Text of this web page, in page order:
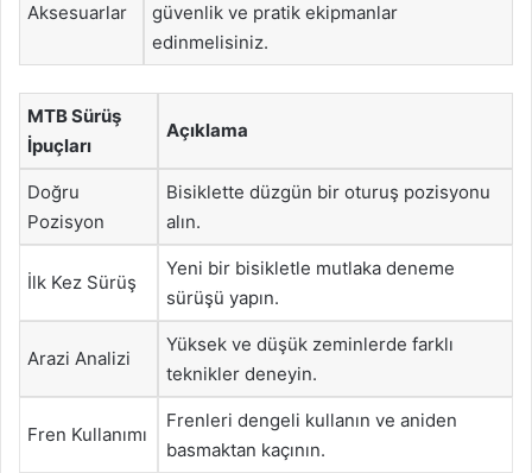
Aksesuarlar
güvenlik ve pratik ekipmanlar
edinmelisiniz.
MTB Sürüş
İpuçları
Açıklama
Doğru
Pozisyon
Bisiklette düzgün bir oturuş pozisyonu
alın.
İlk Kez Sürüş
Yeni bir bisikletle mutlaka deneme
sürüşü yapın.
Arazi Analizi
Yüksek ve düşük zeminlerde farklı
teknikler deneyin.
Fren Kullanımı
Frenleri dengeli kullanın ve aniden
basmaktan kaçının.